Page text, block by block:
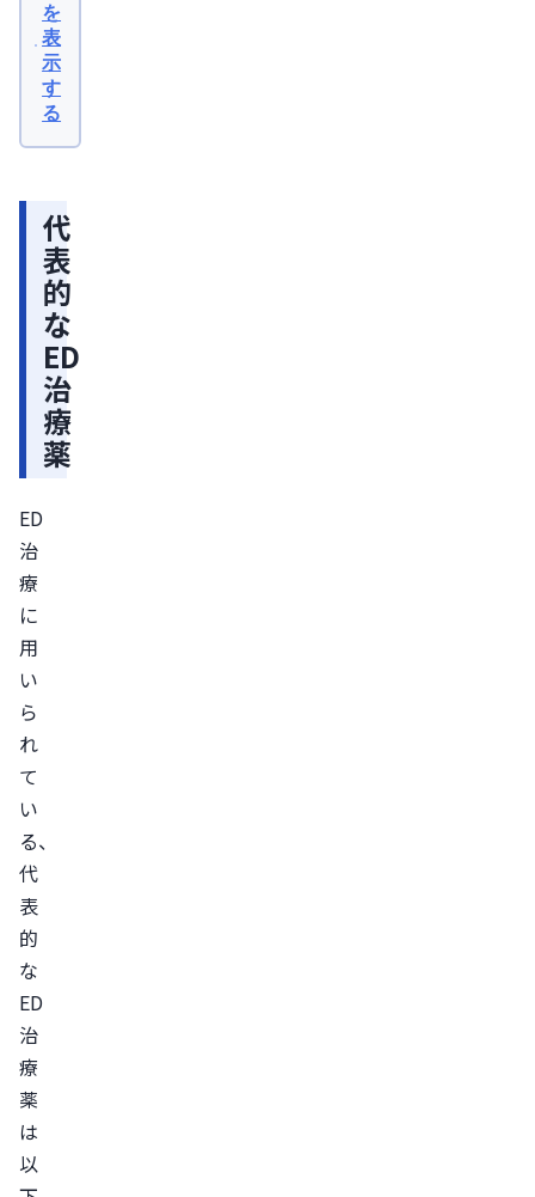
を
表
示
す
る
代
表
的
な
ED
治
療
薬
ED
治
療
に
用
い
ら
れ
て
い
る、
代
表
的
な
ED
治
療
薬
は
以